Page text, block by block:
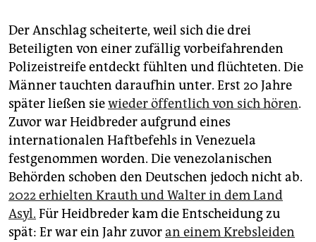
Der Anschlag scheiterte, weil sich die drei
Beteiligten von einer zufällig vorbeifahrenden
Polizeistreife entdeckt fühlten und flüchteten. Die
Männer tauchten daraufhin unter. Erst 20 Jahre
später ließen siewieder öffentlich von sich hören.
Zuvor war Heidbreder aufgrund eines
internationalen Haftbefehls in Venezuela
festgenommen worden. Die venezolanischen
Behörden schoben den Deutschen jedoch nicht ab.
2022 erhielten Krauth und Walter in dem Land
Asyl. Für Heidbreder kam die Entscheidung zu
spät: Er war ein Jahr zuvoran einem Krebsleiden